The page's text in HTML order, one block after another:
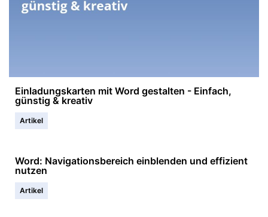
Einladungskarten mit Word gestalten - Einfach,
günstig & kreativ
Artikel
Word: Navigationsbereich einblenden und effizient
nutzen
Artikel